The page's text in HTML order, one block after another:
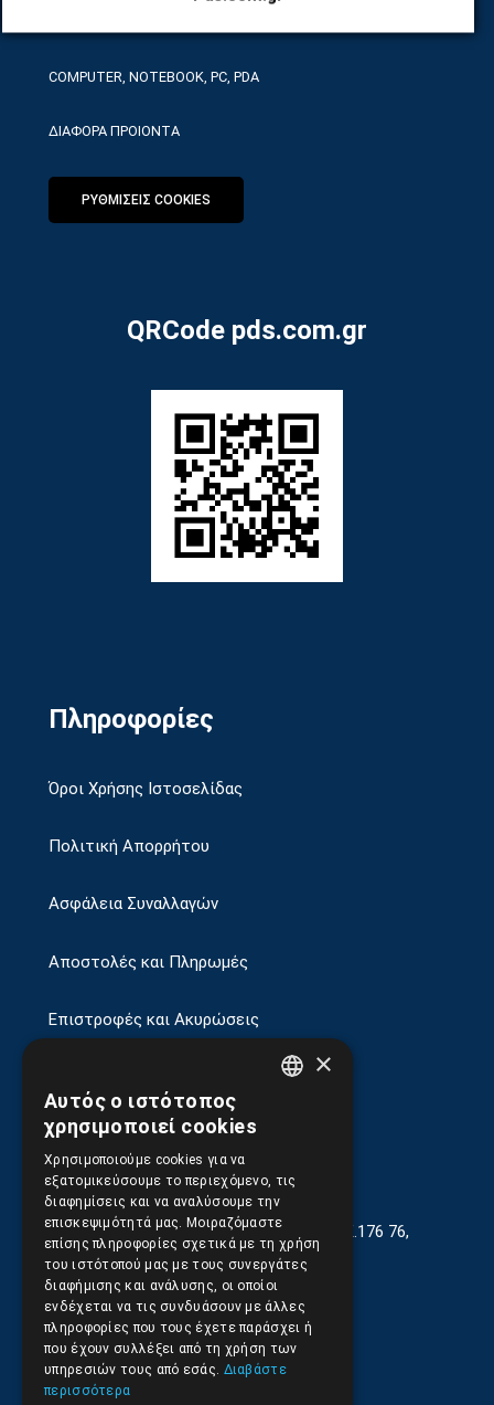
COMPUTER, NOTEBOOK, PC, PDA
ΔΙΑΦΟΡΑ ΠΡΟΙΟΝΤΑ
ΡΥΘΜΙΣΕΙΣ COOKIES
QRCode pds.com.gr
Πληροφορίες
Όροι Χρήσης Ιστοσελίδας
Πολιτική Απορρήτου
Ασφάλεια Συναλλαγών
Αποστολές και Πληρωμές
Επιστροφές και Ακυρώσεις
Γεωργίου Κρέμου 13-17, Καλλιθέα, Τ.Κ.176 76,
Αθήνα, Ελλάδα
210.9566.401(11.30-17.00)
210.9566.402
Email: info@pds.com.gr
×
Αυτός ο ιστότοπος
χρησιμοποιεί cookies
Χρησιμοποιούμε cookies για να
εξατομικεύσουμε το περιεχόμενο, τις
διαφημίσεις και να αναλύσουμε την
επισκεψιμότητά μας. Μοιραζόμαστε
επίσης πληροφορίες σχετικά με τη χρήση
του ιστότοπού μας με τους συνεργάτες
διαφήμισης και ανάλυσης, οι οποίοι
ενδέχεται να τις συνδυάσουν με άλλες
πληροφορίες που τους έχετε παράσχει ή
που έχουν συλλέξει από τη χρήση των
υπηρεσιών τους από εσάς. Διαβάστε
περισσότερα